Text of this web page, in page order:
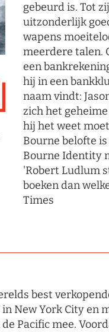
gebeurd is. Tot
uitzonderlijk
wapens
meerdere talen.
een
hij in een
naam vindt:
zich het
hij het weet
Bourne belofte
Bourne Identity
'Robert Ludlum
boeken dan
Times
best
New York City en
Pacific mee.